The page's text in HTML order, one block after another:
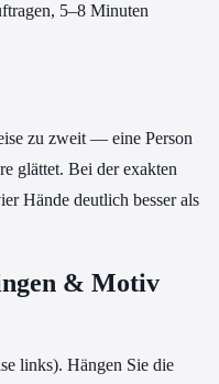
5–8 Minuten
zu zweit — eine Person
glättet. Bei der exakten
Hände deutlich besser als
& Motiv
links). Hängen Sie die